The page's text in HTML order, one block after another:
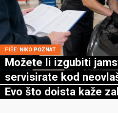
PIŠE: NIKO POZNAT
Možete li izgubiti
servisirate kod
Evo što doista kaže